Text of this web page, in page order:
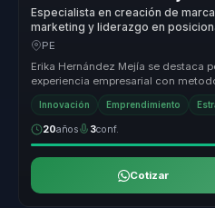
Especialista en creación de
marketing y liderazgo en
relevancia para empresas.
PE
Erika Hernández Mejía se destaca
experiencia empresarial con
storytelling insp...
Innovación Emprendimiento
20años 3conf.
Cotizar